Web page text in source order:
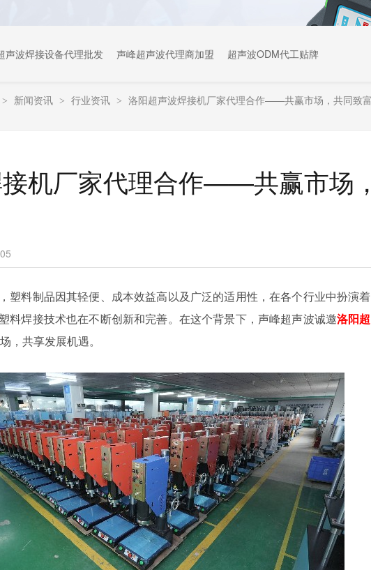
声波焊接设备代理批发 声峰超声波代理商加盟 超声波ODM代工贴牌
> 新闻资讯 > 行业资讯 > 洛阳超声波焊接机厂家代理合作——共赢市场，共同致富
机厂家代理合作——共赢市场
塑料制品因其轻便、成本效益高以及广泛的适用性，在各个行业中扮演
料焊接技术也在不断创新和完善。在这个背景下，声峰超声波诚邀洛阳
，共享发展机遇。